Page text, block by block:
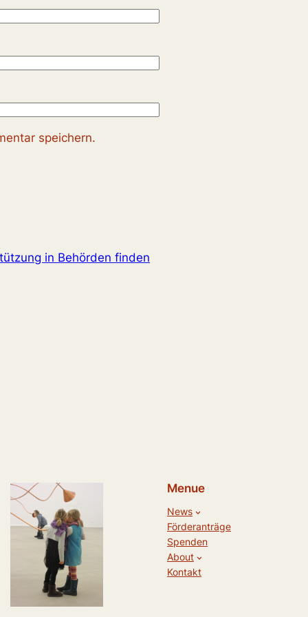
speichern.
in Behörden finden
Menue
News
Förderanträge
Spenden
About
Kontakt